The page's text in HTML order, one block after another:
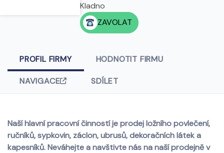
Kladno
ZAVOLAT
PROFIL FIRMY HODNOTIT FIRMU
NAVIGACE SDÍLET
Naší hlavní pracovní činností je prodej ložního povlečení,
ručníků, sypkovin, záclon, ubrusů, dekoračních látek a
kapesníků. Neváhejte a navštivte nás na naší prodejně v